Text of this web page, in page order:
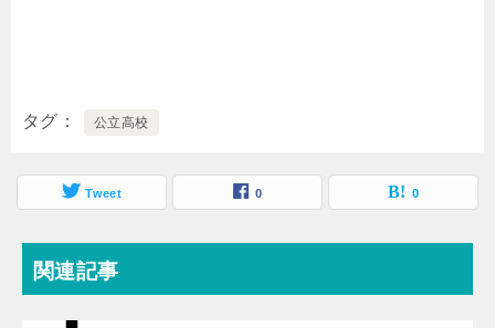
タグ 公立高校
Tweet 0 0
関連記事